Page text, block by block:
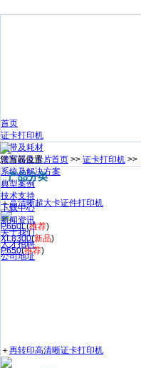
首页
证卡打印机
色带及耗材
读写器及卡片
系统及解决方案
典型案例
技术支持
下载中心
新闻资讯
关于我们
人才招聘
公司地址
您当前位置：首页 >> 证卡打印机 >>
产品分类
＋高清晰超大卡证件打印机
P660L(推荐)
XL8300(新品)
P650(推荐)
＋再转印高清晰证卡打印机